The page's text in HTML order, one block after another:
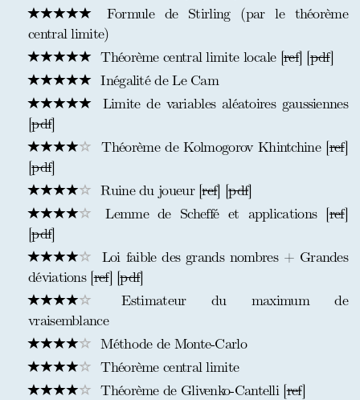
Formule de Stirling (par le théorème
central limite)
Théorème central limite locale [ref] [pdf]
Inégalité de Le Cam
Limite de variables aléatoires gaussiennes
[pdf]
Théorème de Kolmogorov Khintchine [ref]
[pdf]
Ruine du joueur [ref] [pdf]
Lemme de Scheffé et applications [ref]
[pdf]
Loi faible des grands nombres + Grandes
déviations [ref] [pdf]
Estimateur du maximum de
vraisemblance
Méthode de Monte-Carlo
Théorème central limite
Théorème de Glivenko-Cantelli [ref]